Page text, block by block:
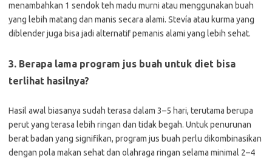
menambahkan 1 sendok teh madu murni atau menggunakan buah
yang lebih matang dan manis secara alami. Stevía atau kurma yang
diblender juga bisa jadi alternatif pemanis alami yang lebih sehat.
3. Berapa lama program jus buah untuk diet bisa
terlihat hasilnya?
Hasil awal biasanya sudah terasa dalam 3–5 hari, terutama berupa
perut yang terasa lebih ringan dan tidak begah. Untuk penurunan
berat badan yang signifikan, program jus buah perlu dikombinasikan
dengan pola makan sehat dan olahraga ringan selama minimal 2–4